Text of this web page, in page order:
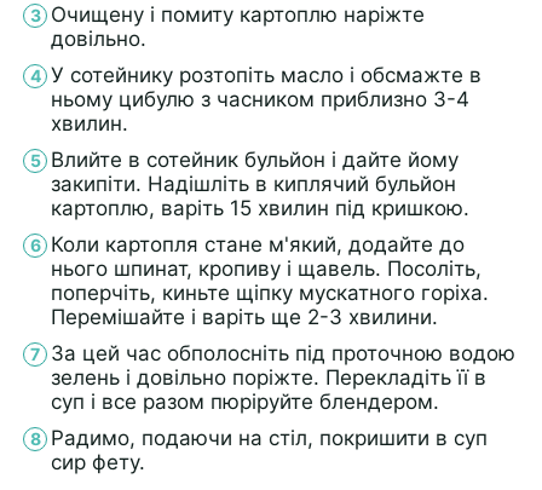
Очищену і помиту картоплю наріжте
довільно.
У сотейнику розтопіть масло і обсмажте в
ньому цибулю з часником приблизно 3-4
хвилин.
Влийте в сотейник бульйон і дайте йому
закипіти. Надішліть в киплячий бульйон
картоплю, варіть 15 хвилин під кришкою.
Коли картопля стане м'який, додайте до
нього шпинат, кропиву і щавель. Посоліть,
поперчіть, киньте щіпку мускатного горіха.
Перемішайте і варіть ще 2-3 хвилини.
За цей час обполосніть під проточною водою
зелень і довільно поріжте. Перекладіть її в
суп і все разом пюріруйте блендером.
Радимо, подаючи на стіл, покришити в суп
сир фету.